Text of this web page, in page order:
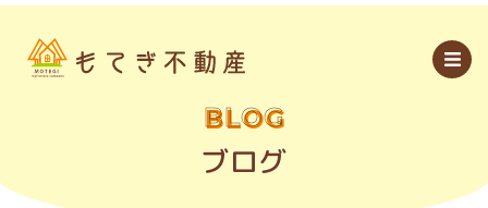
内
BLOG
ブログ